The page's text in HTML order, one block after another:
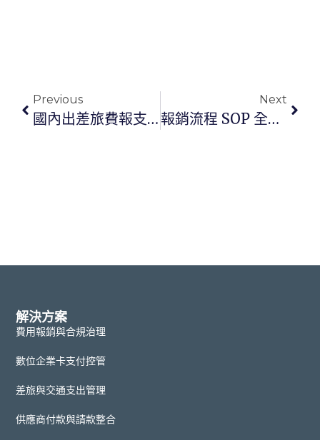
Previous
國內出差旅費報支要點全攻略！從準備到報帳完整解析
Next
報銷流程 SOP 全攻略：從請款到核銷，避開退件地雷
解決方案
費用報銷與合規治理
數位企業卡支付控管
差旅與交通支出管理
供應商付款與請款整合